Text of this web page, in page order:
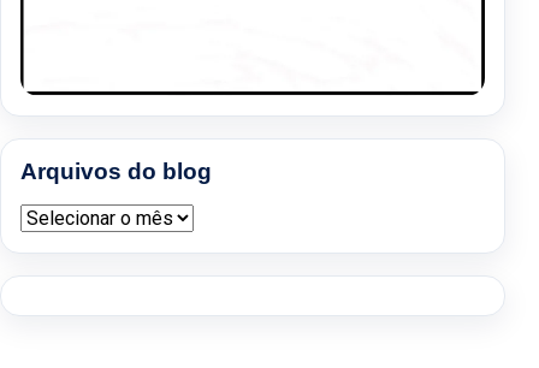
Arquivos do blog
Arquivos do blog